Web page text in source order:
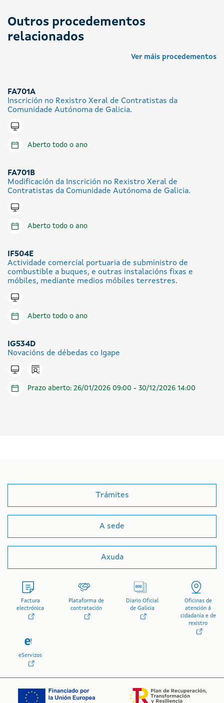
Outros procedementos
relacionados
Ver máis procedementos
FA701A
Inscrición no Rexistro Xeral de Contratistas da
Comunidade Autónoma de Galicia.
Tramitar en liña
Aberto todo o ano
FA701B
Modificación da Inscrición no Rexistro Xeral de
Contratistas da Comunidade Autónoma de Galicia.
Tramitar en liña
Aberto todo o ano
IF504E
Actividade comercial portuaria de subministro de
combustible a buques, e outras instalacións fixas e
móbiles, mediante medios móbiles terrestres.
Tramitar en liña
Aberto todo o ano
IG534D
Novacións de débedas co Igape
Tramitar en liña
Icono presencial
Prazo aberto: 26/01/2026 09:00 - 30/12/2026 14:00
Trámites
A sede
Axuda
Factura
electrónica
Plataforma de
contratación
Diario Oficial
de Galicia
Oficinas de
atención á
cidadanía e de
rexistro
eServizos